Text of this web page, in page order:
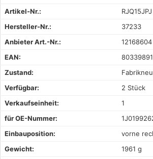
Artikel-Nr.:
RJQ15JPJ
Hersteller-Nr.:
37233
Anbieter Art.-Nr.:
12168604
EAN:
Zustand:
Fabrikneu
Verfügbar:
2 Stück
Verkaufseinheit:
1
für OE-Nummer:
Einbauposition:
vorne
Gewicht:
1961 g